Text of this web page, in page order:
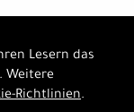
Lesern das
Weitere
Richtlinien.
widerrufen